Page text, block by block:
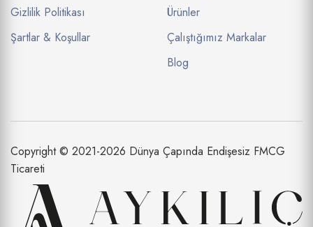
Gizlilik Politikası
Şartlar & Koşullar
Ürünler
Çalıştığımız Markalar
Blog
Copyright © 2021-2026 Dünya Çapında Endişesiz FMCG
Ticareti